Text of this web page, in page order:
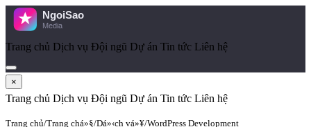
Trang chủ Dịch vụ Đội ngũ Dự án Tin tức Liên hệ
×
Trang chủ Dịch vụ Đội ngũ Dự án Tin tức Liên hệ
Trang chủ Trang chá»§ Dá»‹ch vá»¥ WordPress Development